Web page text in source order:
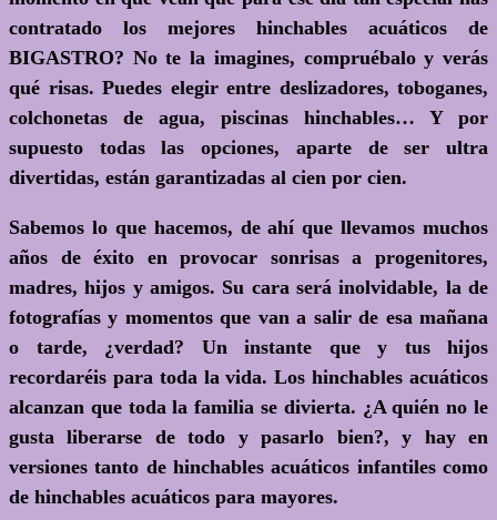
contratado los mejores hinchables acuáticos de
BIGASTRO? No te la imagines, compruébalo y verás
qué risas. Puedes elegir entre deslizadores, toboganes,
colchonetas de agua, piscinas hinchables… Y por
supuesto todas las opciones, aparte de ser ultra
divertidas, están garantizadas al cien por cien.
Sabemos lo que hacemos, de ahí que llevamos muchos
años de éxito en provocar sonrisas a progenitores,
madres, hijos y amigos. Su cara será inolvidable, la de
fotografías y momentos que van a salir de esa mañana
o tarde, ¿verdad? Un instante que y tus hijos
recordaréis para toda la vida. Los hinchables acuáticos
alcanzan que toda la familia se divierta. ¿A quién no le
gusta liberarse de todo y pasarlo bien?, y hay en
versiones tanto de hinchables acuáticos infantiles como
de hinchables acuáticos para mayores.